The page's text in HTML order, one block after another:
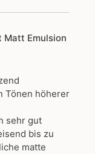
Matt Emulsion
Tönen höherer
sehr gut
bis zu
matte